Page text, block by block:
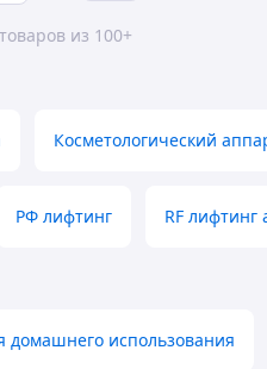
из 100+
Косметологический
РФ лифтинг RF
домашнего использования